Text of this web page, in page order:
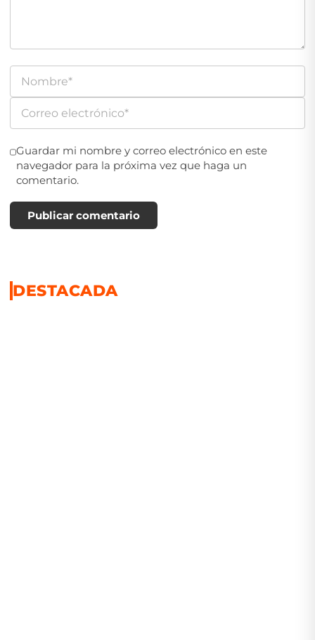
Guardar mi nombre y correo electrónico en este
navegador para la próxima vez que haga un
comentario.
Publicar comentario
DESTACADA